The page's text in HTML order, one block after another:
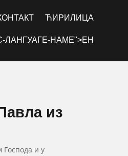
ЋИРИЛИЦА
НАМЕ">ЕН
из
Господа и у